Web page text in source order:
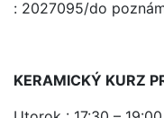
: 2027095/do
KERAMICKÝ KURZ